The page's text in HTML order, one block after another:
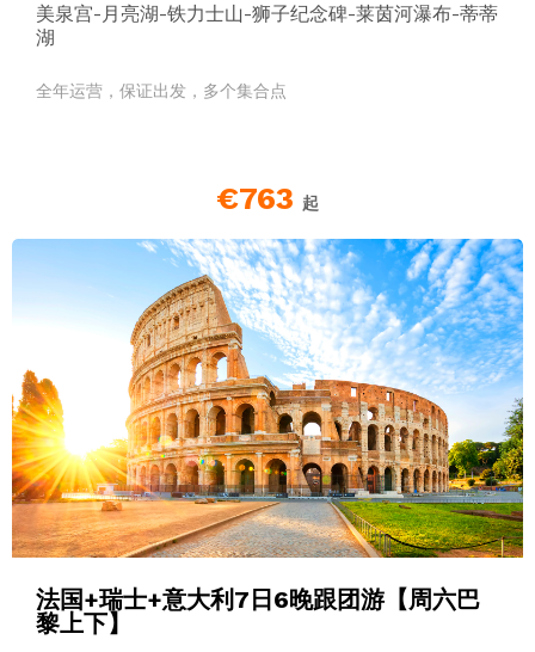
美泉宫-月亮湖-铁力士山-狮子纪念碑-莱茵河瀑布-蒂蒂
湖
全年运营，保证出发，多个集合点
€763 起
法国+瑞士+意大利7日6晚跟团游【周六巴
黎上下】